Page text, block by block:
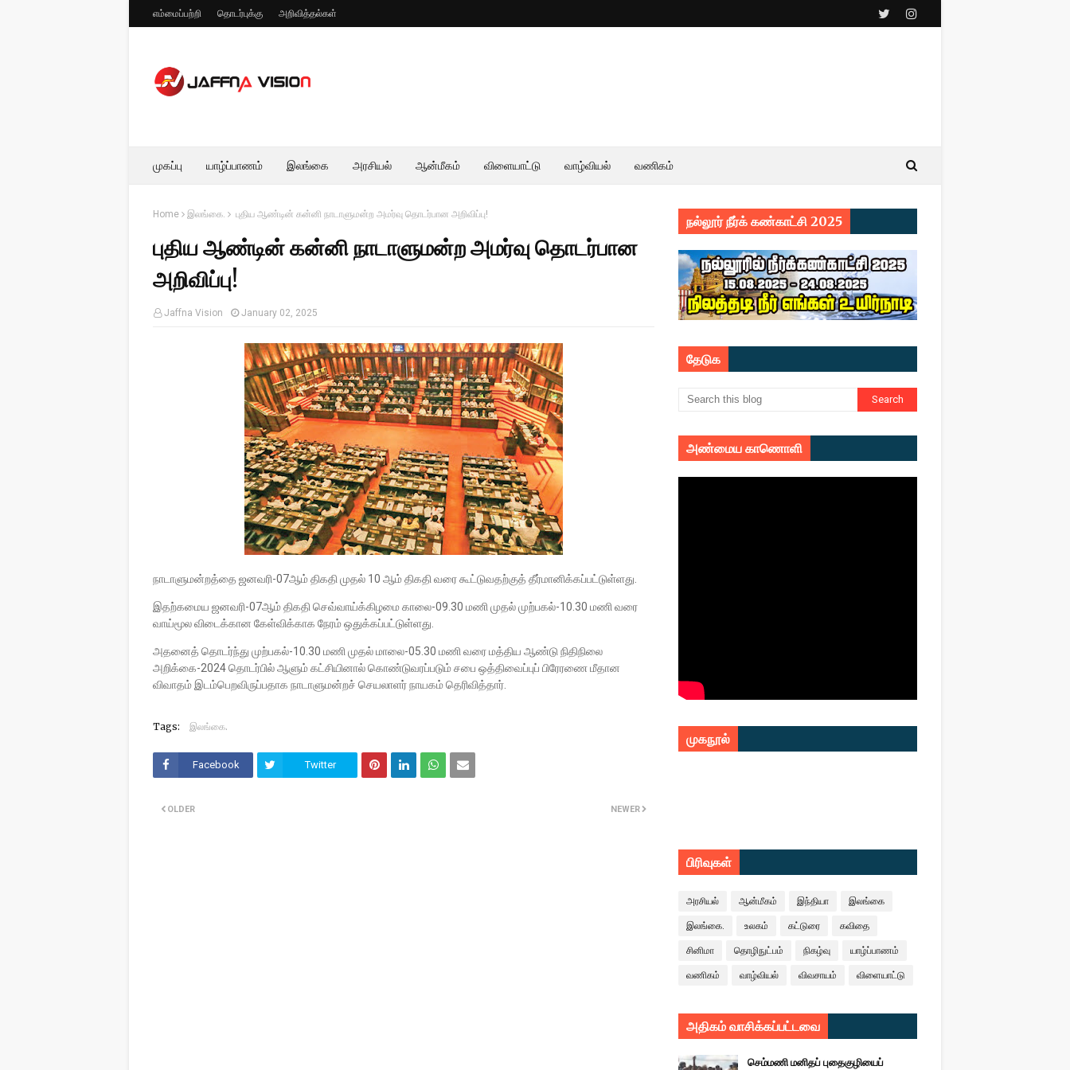
எம்மைப்பற்றி தொடர்புக்கு அறிவித்தல்கள்
முகப்பு யாழ்ப்பாணம் இலங்கை அரசியல் ஆன்மீகம் விளையாட்டு வாழ்வியல் வணிகம்
Home இலங்கை. புதிய ஆண்டின் கன்னி நாடாளுமன்ற அமர்வு தொடர்பான அறிவிப்பு!
புதிய ஆண்டின் கன்னி நாடாளுமன்ற அமர்வு தொடர்பான
அறிவிப்பு!
Jaffna Vision January 02, 2025
நாடாளுமன்றத்தை ஜனவரி-07ஆம் திகதி முதல் 10 ஆம் திகதி வரை கூட்டுவதற்குத் தீர்மானிக்கப்பட்டுள்ளது.
இதற்கமைய ஜனவரி-07ஆம் திகதி செவ்வாய்க்கிழமை காலை-09.30 மணி முதல் முற்பகல்-10.30 மணி வரை
வாய்மூல விடைக்கான கேள்விக்காக நேரம் ஒதுக்கப்பட்டுள்ளது.
அதனைத் தொடர்ந்து முற்பகல்-10.30 மணி முதல் மாலை-05.30 மணி வரை மத்திய ஆண்டு நிதிநிலை
அறிக்கை-2024 தொடர்பில் ஆளும் கட்சியினால் கொண்டுவரப்படும் சபை ஒத்திவைப்புப் பிரேரணை மீதான
விவாதம் இடம்பெறவிருப்பதாக நாடாளுமன்றச் செயலாளர் நாயகம் தெரிவித்தார்.
Tags: இலங்கை.
Facebook Twitter
NEWER
OLDER
நல்லூர் நீர்க் கண்காட்சி 2025
தேடுக
அண்மைய காணொளி
முகநூல்
பிரிவுகள்
அரசியல் ஆன்மீகம் இந்தியா இலங்கை
இலங்கை. உலகம் கட்டுரை கவிதை
சினிமா தொழிநுட்பம் நிகழ்வு யாழ்ப்பாணம்
வணிகம் வாழ்வியல் விவசாயம் விளையாட்டு
அதிகம் வாசிக்கப்பட்டவை
செம்மணி மனிதப் புதைகுழியைப்